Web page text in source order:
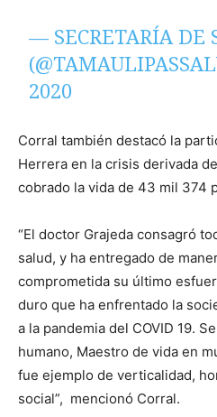
— SECRETARÍA DE
2020
Corral también destacó la
Herrera en la crisis derivada
cobrado la vida de 43 mil 374
“El doctor Grajeda consagró
salud, y ha entregado de
comprometida su último
duro que ha enfrentado la
a la pandemia del COVID 19.
humano, Maestro de vida en
fue ejemplo de verticalidad,
social”, mencionó Corral.